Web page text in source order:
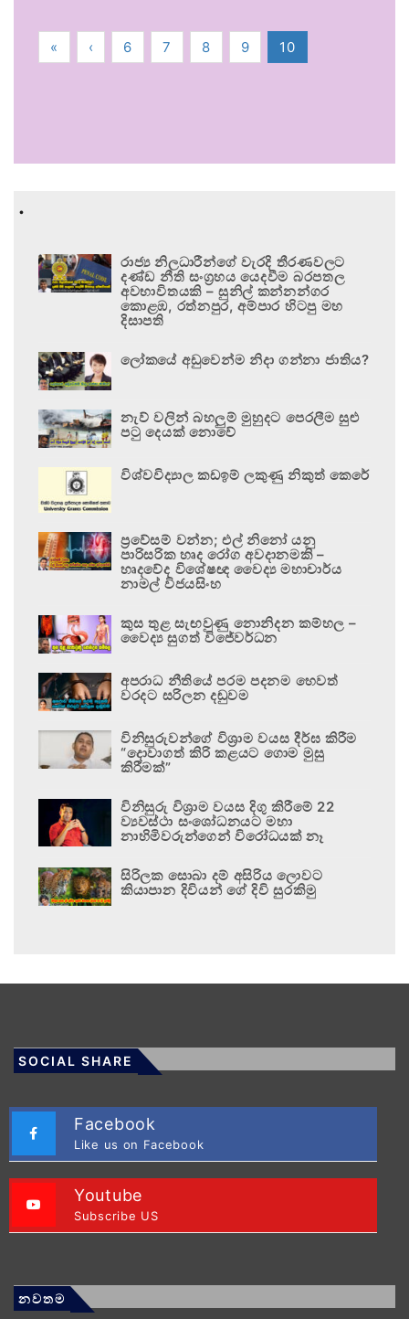
« ‹ 6 7 8 9 10
.
රාජ්‍ය නිලධාරීන්ගේ වැරදි තීරණවලට
දණ්ඩ නීති සංග්‍රහය යෙදවීම බරපතල
අවභාවිතයකි – සුනිල් කන්නන්ගර
කොළඹ, රත්නපුර, අම්පාර හිටපු මහ
දිසාපති
ලෝකයේ අඩුවෙන්ම නිදා ගන්නා ජාතිය?
නැව් වලින් බහලුම් මුහුදට පෙරලීම සුළු
පටු දෙයක් නොවේ
විශ්වවිද්‍යාල කඩඉම් ලකුණු නිකුත් කෙරේ
ප්‍රවේසම් වන්න; එල් නිනෝ යනු
පාරිසරික හෘද රෝග අවදානමකි –
හෘදවේද විශේෂඥ වෛද්‍ය මහාචාර්ය
නාමල් විජයසිංහ
කුස තුළ සැඟවුණු නොනිදන කම්හල –
වෛද්‍ය සුගත් විජේවර්ධන
අපරාධ නීතියේ පරම පදනම හෙවත්
වරදට සරිලන දඬුවම
විනිසුරුවන්ගේ විශ්‍රාම වයස දීර්ඝ කිරීම
“දොවාගත් කිරි කළයට ගොම මුසු
කිරීමක්”
විනිසුරු විශ්‍රාම වයස දිගු කිරීමේ 22
ව්‍යවස්ථා සංශෝධනයට මහා
නාහිමිවරුන්ගෙන් විරෝධයක් නෑ
සිරිලක සොබා දම් අසිරිය ලොවට
කියාපාන දිවියන් ගේ දිවි සුරකිමු
SOCIAL SHARE
Facebook
Like us on Facebook
Youtube
Subscribe US
නවතම